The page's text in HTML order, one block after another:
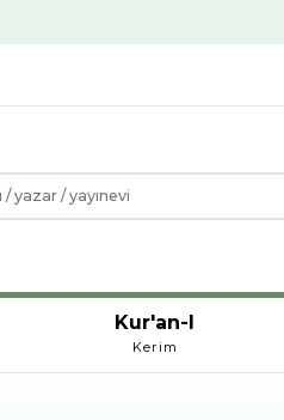
Kur'an-I
Kerim